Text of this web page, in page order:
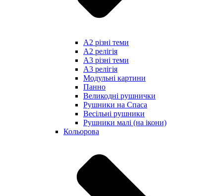
А2 різні теми
А2 релігія
А3 різні теми
А3 релігія
Модульні картини
Панно
Великодні рушнички
Рушники на Спаса
Весільні рушники
Рушники малі (на ікони)
Кольорова